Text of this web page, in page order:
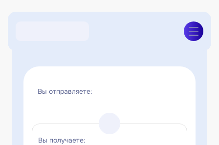
Вы отправляете:
Вы получаете: